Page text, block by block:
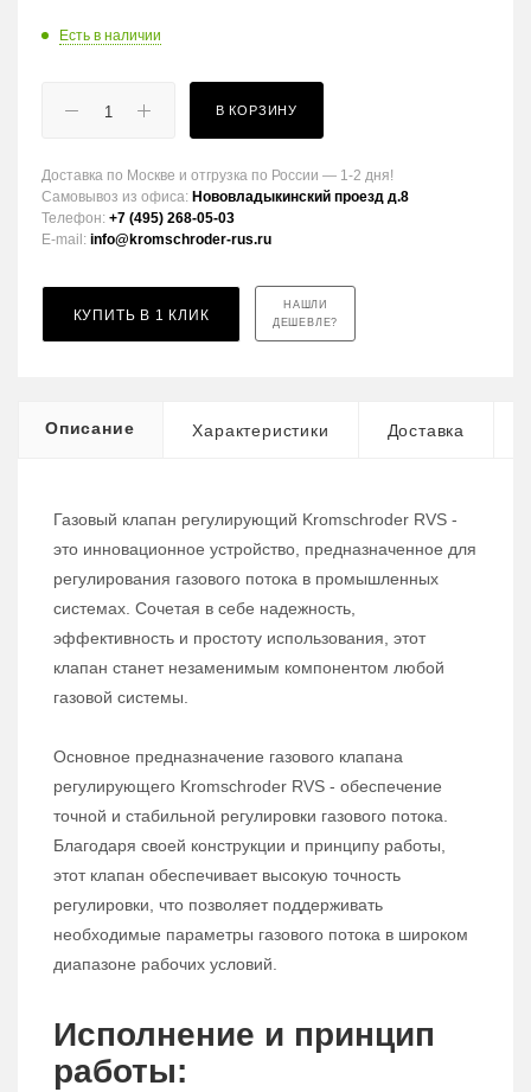
Есть в наличии
В КОРЗИНУ
Доставка по Москве и отгрузка по России — 1-2 дня!
Самовывоз из офиса: Нововладыкинский проезд д.8
Телефон: +7 (495) 268-05-03
E-mail: info@kromschroder-rus.ru
КУПИТЬ В 1 КЛИК
НАШЛИ
ДЕШЕВЛЕ?
Описание Характеристики Доставка
Газовый клапан регулирующий Kromschroder RVS -
это инновационное устройство, предназначенное для
регулирования газового потока в промышленных
системах. Сочетая в себе надежность,
эффективность и простоту использования, этот
клапан станет незаменимым компонентом любой
газовой системы.
Основное предназначение газового клапана
регулирующего Kromschroder RVS - обеспечение
точной и стабильной регулировки газового потока.
Благодаря своей конструкции и принципу работы,
этот клапан обеспечивает высокую точность
регулировки, что позволяет поддерживать
необходимые параметры газового потока в широком
диапазоне рабочих условий.
Исполнение и принцип
работы: